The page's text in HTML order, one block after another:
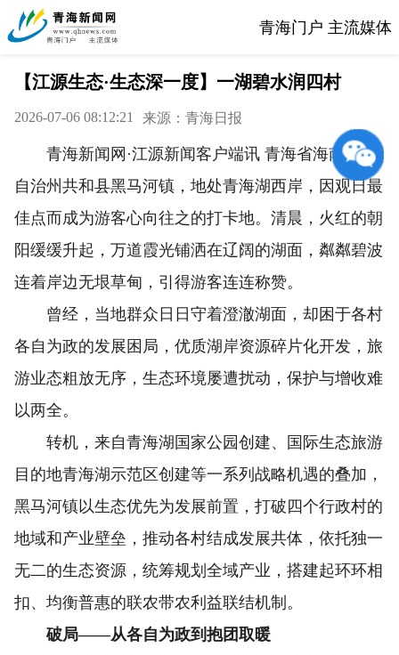
青海门户 主流媒体
【江源生态·生态深一度】一湖碧水润四村
2026-07-06 08:12:21 来源：青海日报
青海新闻网·江源新闻客户端讯 青海省海南藏族
自治州共和县黑马河镇，地处青海湖西岸，因观日最
佳点而成为游客心向往之的打卡地。清晨，火红的朝
阳缓缓升起，万道霞光铺洒在辽阔的湖面，粼粼碧波
连着岸边无垠草甸，引得游客连连称赞。
曾经，当地群众日日守着澄澈湖面，却困于各村
各自为政的发展困局，优质湖岸资源碎片化开发，旅
游业态粗放无序，生态环境屡遭扰动，保护与增收难
以两全。
转机，来自青海湖国家公园创建、国际生态旅游
目的地青海湖示范区创建等一系列战略机遇的叠加，
黑马河镇以生态优先为发展前置，打破四个行政村的
地域和产业壁垒，推动各村结成发展共体，依托独一
无二的生态资源，统筹规划全域产业，搭建起环环相
扣、均衡普惠的联农带农利益联结机制。
破局——从各自为政到抱团取暖